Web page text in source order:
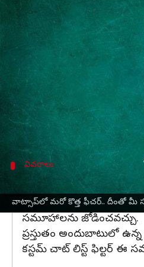
వాట్సాప్‌లో మరో కొత్త ఫీచర్‌.. దీంతో మీ
Oct 17, 2024
ఈ వార్తాకథనం ఏంటి
ఇన్‌స్టంట్ మెసేజింగ్
ఇది వినియోగదారులు తమ
ప్రస్తుతం వాట్సాప్‌లో
ఈ కొత్త ఫీచర్ వీటిని
వివరాలు
ఈ కొత్త ఫీచర్ ఎలా పని
కస్టమ్ చాట్ లిస్ట్ ఫిల్టర్‌ల
సమూహాలను జోడించవచ్చు.
ప్రస్తుతం అందుబాటులో
కస్టమ్ చాట్ లిస్ట్ ఫిల్టర్ ఈ